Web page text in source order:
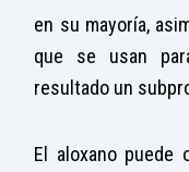
en su mayoría,
que se usan
resultado un
El aloxano puede